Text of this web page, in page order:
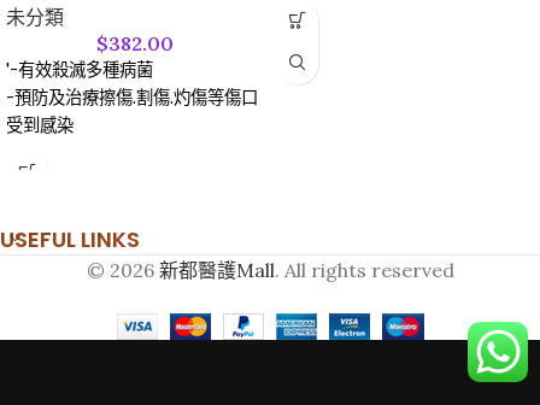
未分類
$382.00
'-有效殺滅多種病菌
-預防及治療擦傷.割傷.灼傷等傷口
受到感染
USEFUL LINKS
© 2026 新都醫護Mall. All rights reserved